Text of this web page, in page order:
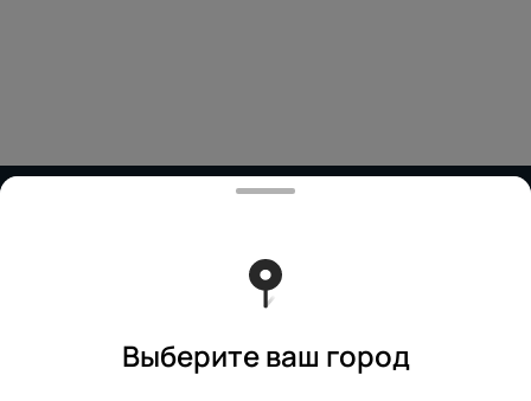
Политика конфиденциальности
Выберите ваш город